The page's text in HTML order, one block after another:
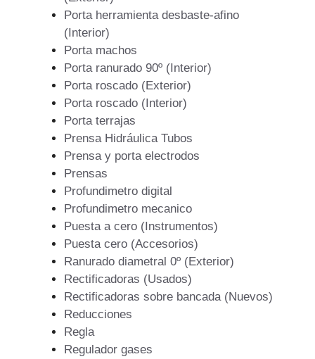
Porta herramienta desbaste-afino
(Interior)
Porta machos
Porta ranurado 90º (Interior)
Porta roscado (Exterior)
Porta roscado (Interior)
Porta terrajas
Prensa Hidráulica Tubos
Prensa y porta electrodos
Prensas
Profundimetro digital
Profundimetro mecanico
Puesta a cero (Instrumentos)
Puesta cero (Accesorios)
Ranurado diametral 0º (Exterior)
Rectificadoras (Usados)
Rectificadoras sobre bancada (Nuevos)
Reducciones
Regla
Regulador gases